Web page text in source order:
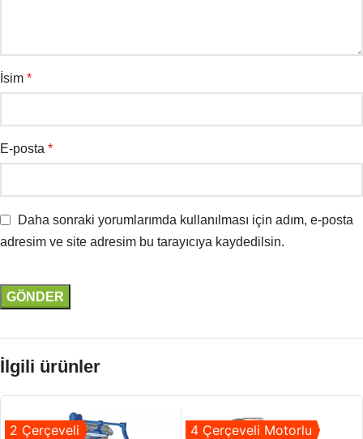
İsim *
E-posta *
Daha sonraki yorumlarımda kullanılması için adım, e-posta
adresim ve site adresim bu tarayıcıya kaydedilsin.
İlgili ürünler
2 Çerçeveli 4 Çerçeveli Motorlu